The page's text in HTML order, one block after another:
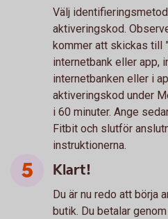
Välj
aktiveringskod.
kommer att skickas till
internetbank eller app,
internetbanken eller i
aktiveringskod under
i 60 minuter. Ange
Fitbit och slutför
instruktionerna.
Klart!
Du är nu redo att börja
butik. Du betalar